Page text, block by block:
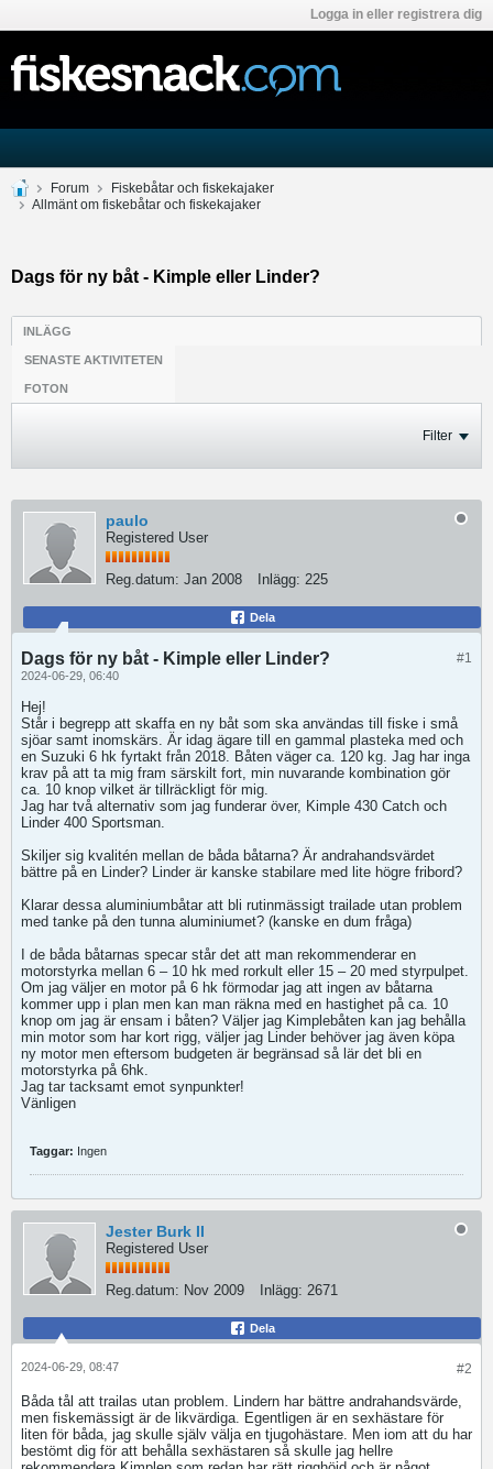
Logga in eller registrera dig
Forum
Fiskebåtar och fiskekajaker
Allmänt om fiskebåtar och fiskekajaker
Dags för ny båt - Kimple eller Linder?
INLÄGG
SENASTE AKTIVITETEN
FOTON
Filter
paulo
Registered User
Reg.datum: Jan 2008 Inlägg: 225
Dela
#1
Dags för ny båt - Kimple eller Linder?
2024-06-29, 06:40
Hej!
Står i begrepp att skaffa en ny båt som ska användas till fiske i små
sjöar samt inomskärs. Är idag ägare till en gammal plasteka med och
en Suzuki 6 hk fyrtakt från 2018. Båten väger ca. 120 kg. Jag har inga
krav på att ta mig fram särskilt fort, min nuvarande kombination gör
ca. 10 knop vilket är tillräckligt för mig.
Jag har två alternativ som jag funderar över, Kimple 430 Catch och
Linder 400 Sportsman.
Skiljer sig kvalitén mellan de båda båtarna? Är andrahandsvärdet
bättre på en Linder? Linder är kanske stabilare med lite högre fribord?
Klarar dessa aluminiumbåtar att bli rutinmässigt trailade utan problem
med tanke på den tunna aluminiumet? (kanske en dum fråga)
I de båda båtarnas specar står det att man rekommenderar en
motorstyrka mellan 6 – 10 hk med rorkult eller 15 – 20 med styrpulpet.
Om jag väljer en motor på 6 hk förmodar jag att ingen av båtarna
kommer upp i plan men kan man räkna med en hastighet på ca. 10
knop om jag är ensam i båten? Väljer jag Kimplebåten kan jag behålla
min motor som har kort rigg, väljer jag Linder behöver jag även köpa
ny motor men eftersom budgeten är begränsad så lär det bli en
motorstyrka på 6hk.
Jag tar tacksamt emot synpunkter!
Vänligen
Taggar: Ingen
Jester Burk II
Registered User
Reg.datum: Nov 2009 Inlägg: 2671
Dela
#2
2024-06-29, 08:47
Båda tål att trailas utan problem. Lindern har bättre andrahandsvärde,
men fiskemässigt är de likvärdiga. Egentligen är en sexhästare för
liten för båda, jag skulle själv välja en tjugohästare. Men iom att du har
bestömt dig för att behålla sexhästaren så skulle jag hellre